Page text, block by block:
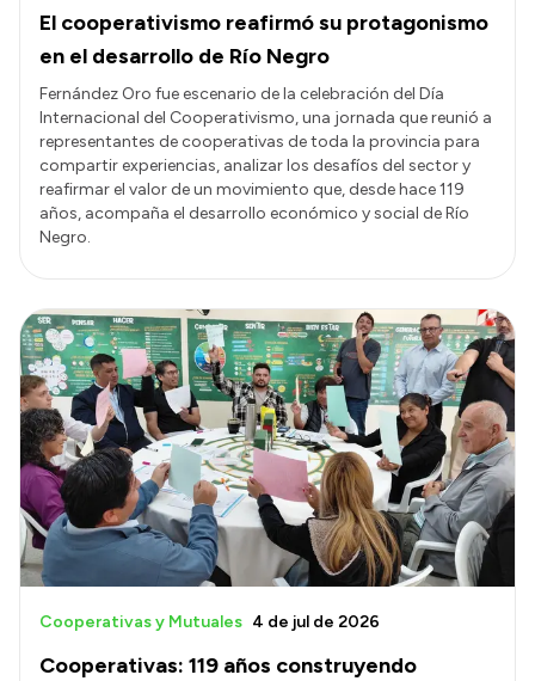
El cooperativismo reafirmó su protagonismo
en el desarrollo de Río Negro
Fernández Oro fue escenario de la celebración del Día
Internacional del Cooperativismo, una jornada que reunió a
representantes de cooperativas de toda la provincia para
compartir experiencias, analizar los desafíos del sector y
reafirmar el valor de un movimiento que, desde hace 119
años, acompaña el desarrollo económico y social de Río
Negro.
Cooperativas: 119 años construyendo
Cooperativas y Mutuales 4 de jul de 2026